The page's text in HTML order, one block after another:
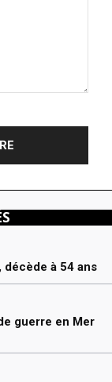
décède à 54 ans
guerre en Mer